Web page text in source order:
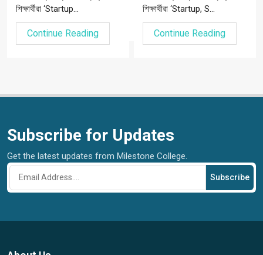
শিক্ষার্থীরা ‘Startup...
Continue Reading
শিক্ষার্থীরা ‘Startup, S...
Continue Reading
Subscribe for Updates
Get the latest updates from Milestone College.
Subscribe